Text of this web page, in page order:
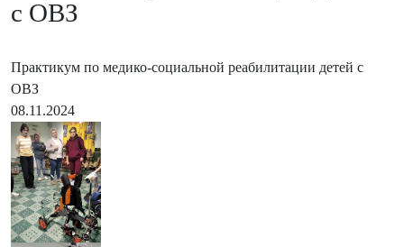
с ОВЗ
Практикум по медико-социальной реабилитации детей с
ОВЗ
08.11.2024